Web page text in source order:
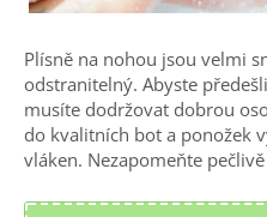
Plísně na nohou jsou velmi
odstranitelný. Abyste
musíte dodržovat dobrou
do kvalitních bot a ponožek
vláken. Nezapomeňte